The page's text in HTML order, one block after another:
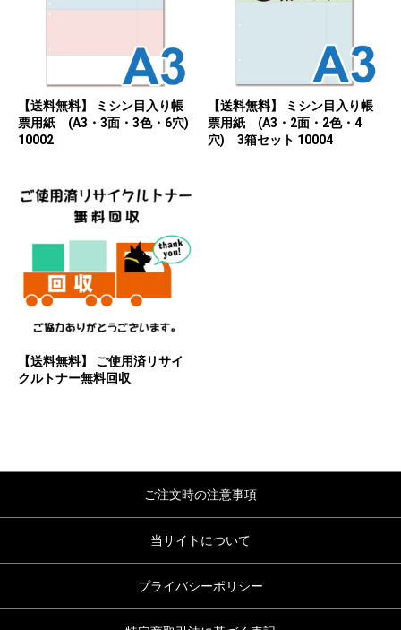
【送料無料】 ミシン目入り帳
票用紙 (A3・3面・3色・6穴)
10002
【送料無料】 ミシン目入り帳
票用紙 (A3・2面・2色・4
穴) 3箱セット 10004
【送料無料】 ご使用済リサイ
クルトナー無料回収
ご注文時の注意事項
当サイトについて
プライバシーポリシー